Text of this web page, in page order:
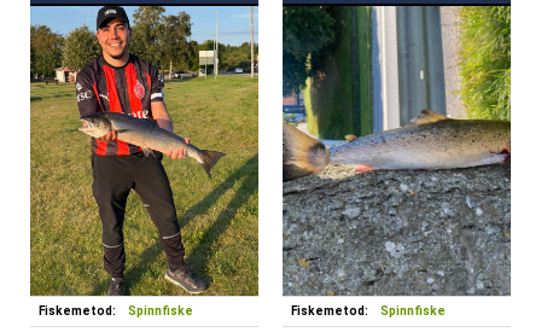
Fiskemetod: Spinnfiske Fiskemetod: Spinnfiske